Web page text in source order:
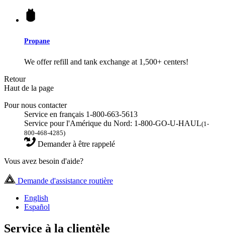
Propane
We offer refill and tank exchange at 1,500+ centers!
Retour
Haut de la page
Pour nous contacter
Service en français 1-800-663-5613
Service pour l'Amérique du Nord: 1-800-GO-U-HAUL(1-
800-468-4285)
Demander à être rappelé
Vous avez besoin d'aide?
Demande d'assistance routière
English
Español
Service à la clientèle